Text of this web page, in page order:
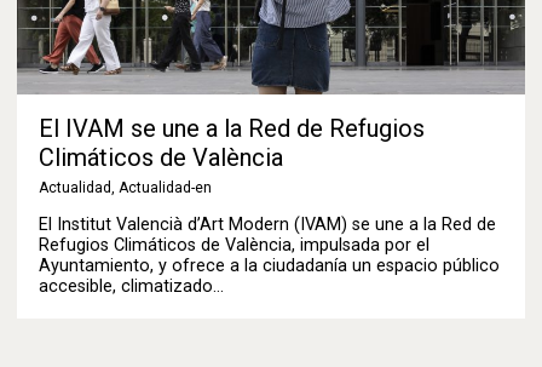
El IVAM se une a la Red de Refugios
Climáticos de València
Actualidad, Actualidad-en
El Institut Valencià d’Art Modern (IVAM) se une a la Red de
Refugios Climáticos de València, impulsada por el
Ayuntamiento, y ofrece a la ciudadanía un espacio público
accesible, climatizado…